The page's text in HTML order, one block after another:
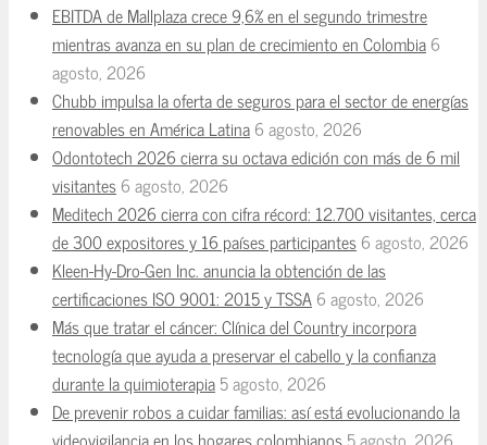
EBITDA de Mallplaza crece 9,6% en el segundo trimestre
mientras avanza en su plan de crecimiento en Colombia6
agosto, 2026
Chubb impulsa la oferta de seguros para el sector de energías
renovables en América Latina6 agosto, 2026
Odontotech 2026 cierra su octava edición con más de 6 mil
visitantes6 agosto, 2026
Meditech 2026 cierra con cifra récord: 12.700 visitantes, cerca
de 300 expositores y 16 países participantes6 agosto, 2026
Kleen-Hy-Dro-Gen Inc. anuncia la obtención de las
certificaciones ISO 9001: 2015 y TSSA6 agosto, 2026
Más que tratar el cáncer: Clínica del Country incorpora
tecnología que ayuda a preservar el cabello y la confianza
durante la quimioterapia5 agosto, 2026
De prevenir robos a cuidar familias: así está evolucionando la